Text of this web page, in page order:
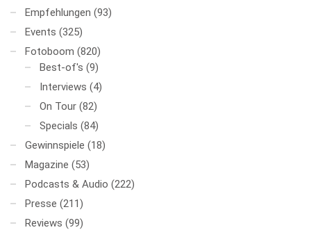
Empfehlungen (93)
Events (325)
Fotoboom (820)
Best-of's (9)
Interviews (4)
On Tour (82)
Specials (84)
Gewinnspiele (18)
Magazine (53)
Podcasts & Audio (222)
Presse (211)
Reviews (99)